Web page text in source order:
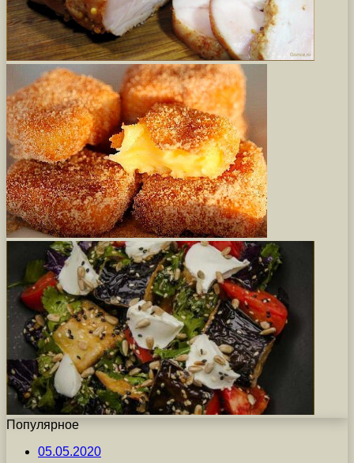
Популярное
05.05.2020